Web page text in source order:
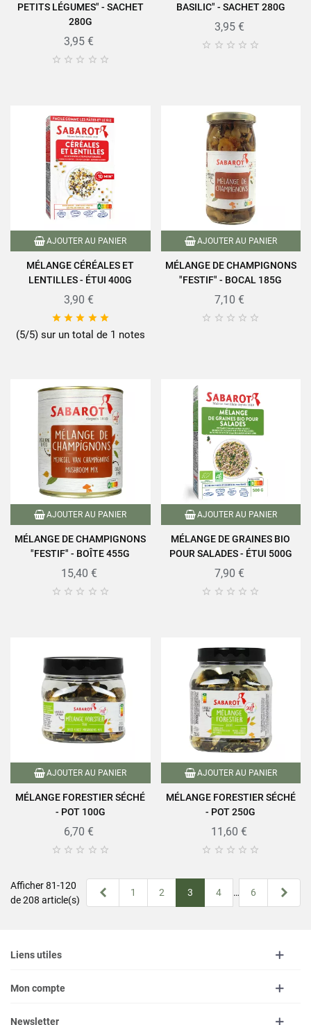
PETITS LÉGUMES" - SACHET
280G
3,95 €
    
BASILIC" - SACHET 280G
3,95 €
    
AJOUTER AU PANIER
MÉLANGE CÉRÉALES ET
LENTILLES - ÉTUI 400G
3,90 €
    
(5/5) sur un total de 1 notes
AJOUTER AU PANIER
MÉLANGE DE CHAMPIGNONS
"FESTIF" - BOCAL 185G
7,10 €
    
AJOUTER AU PANIER
MÉLANGE DE CHAMPIGNONS
"FESTIF" - BOÎTE 455G
15,40 €
    
AJOUTER AU PANIER
MÉLANGE DE GRAINES BIO
POUR SALADES - ÉTUI 500G
7,90 €
    
AJOUTER AU PANIER
MÉLANGE FORESTIER SÉCHÉ
- POT 100G
6,70 €
    
AJOUTER AU PANIER
MÉLANGE FORESTIER SÉCHÉ
- POT 250G
11,60 €
    
Afficher 81-120
de 208 article(s)
Précédent
1 2 3 4 … 6
Liens utiles
Mon compte
Newsletter